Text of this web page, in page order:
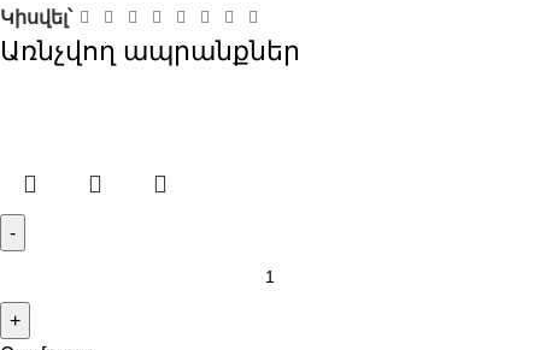
Կիսվել՝
Առնչվող ապրանքներ